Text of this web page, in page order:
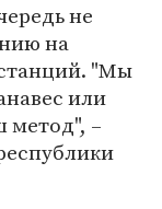
не
на
"Мы
или
метод", –